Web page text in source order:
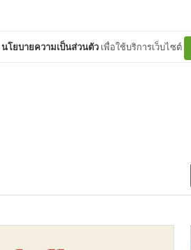
นโยบายความเป็นส่วนตัว เพื่อใช้บริการเว็บไซต์